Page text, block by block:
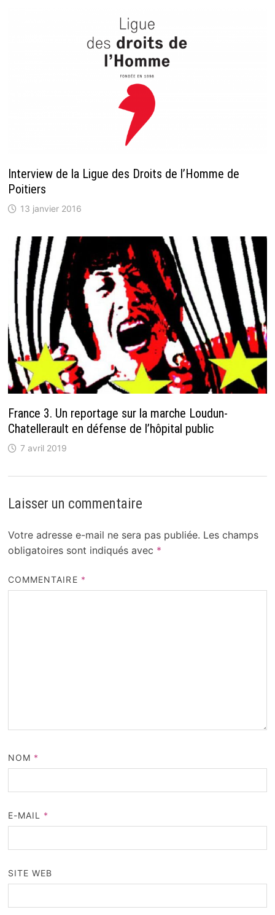
Interview de la Ligue des Droits de l’Homme de
Poitiers
13 janvier 2016
France 3. Un reportage sur la marche Loudun-
Chatellerault en défense de l’hôpital public
7 avril 2019
Laisser un commentaire
Votre adresse e-mail ne sera pas publiée. Les champs
obligatoires sont indiqués avec *
COMMENTAIRE *
NOM *
E-MAIL *
SITE WEB